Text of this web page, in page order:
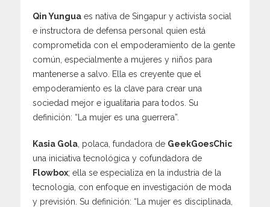
Qin Yungua es nativa de Singapur y activista social
e instructora de defensa personal quien está
comprometida con el empoderamiento de la gente
común, especialmente a mujeres y niños para
mantenerse a salvo. Ella es creyente que el
empoderamiento es la clave para crear una
sociedad mejor e igualitaria para todos. Su
definición: “La mujer es una guerrera”.
Kasia Gola , polaca, fundadora de GeekGoesChic
una iniciativa tecnológica y cofundadora de
Flowbox; ella se especializa en la industria de la
tecnología, con enfoque en investigación de moda
y previsión. Su definición: “La mujer es disciplinada,